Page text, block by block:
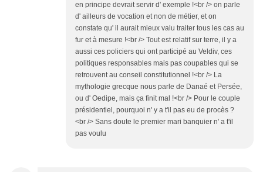
en principe devrait servir d' exemple !<br /> on parle
d' ailleurs de vocation et non de métier, et on
constate qu' il aurait mieux valu traiter tous les cas au
fur et à mesure !<br /> Tout est relatif sur terre, il y a
aussi ces policiers qui ont participé au Veldiv, ces
politiques responsables mais pas coupables qui se
retrouvent au conseil constitutionnel !<br /> La
mythologie grecque nous parle de Danaé et Persée,
ou d' Oedipe, mais ça finit mal !<br /> Pour le couple
présidentiel, pourquoi n' y a t'il pas eu de procès ?
<br /> Sans doute le premier mari banquier n' a t'il
pas voulu